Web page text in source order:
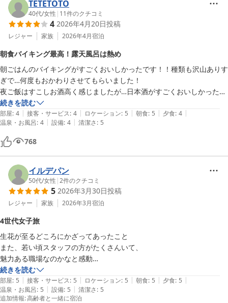
TETETOTO
40代/女性 | 11件のクチコミ
4 2026年4月20日投稿
レジャー 家族 2026年4月宿泊
朝食バイキング最高！露天風呂は熱め
朝ごはんのバイキングがすごくおいしかったです！！種類も沢山ありす
ぎで…何度もおかわりさせてもらいました！
夜ご飯はすこしお酒高く感じましたが…日本酒がすごくおいしかったで
す。価値ありました！
貸切の露天風呂も大浴場の露天風呂もけっこう温度が高く…なかなかハ
ードでした。。。
お部屋もきれいでしたし、静かにゆっくり過ごすことができました。あ
りがとうございます！
続きを読む
部屋: 4 | 接客・サービス: 4 | ロケーション: 5 | 朝食: 5 | 夕食: 4 |
温泉・お風呂: 4 | 設備: 4 | 清潔さ: 5
768
イルデパン
50代/女性 |2件のクチコミ
5 2026年3月30日投稿
レジャー 家族 2026年3月宿泊
4世代女子旅
生花が至るどころにかざってあったこと
また、若い頃スタッフの方がたくさんいて、
魅力ある職場なのかなと感動
また、サプライズ演出してくれて感動しました。
続きを読む
部屋: 5 | 接客・サービス: 5 | ロケーション: 5 | 朝食: 5 | 夕食: 5 |
温泉・お風呂: 5 | 設備: 5 | 清潔さ: 5
追加情報:高齢者と一緒に宿泊